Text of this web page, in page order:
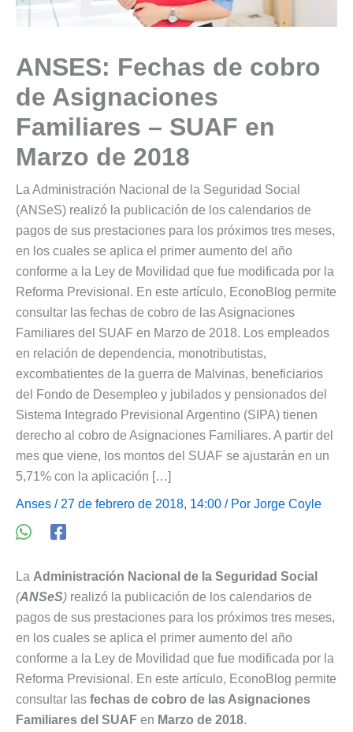
ANSES: Fechas de cobro
de Asignaciones
Familiares – SUAF en
Marzo de 2018
La Administración Nacional de la Seguridad Social
(ANSeS) realizó la publicación de los calendarios de
pagos de sus prestaciones para los próximos tres meses,
en los cuales se aplica el primer aumento del año
conforme a la Ley de Movilidad que fue modificada por la
Reforma Previsional. En este artículo, EconoBlog permite
consultar las fechas de cobro de las Asignaciones
Familiares del SUAF en Marzo de 2018. Los empleados
en relación de dependencia, monotributistas,
excombatientes de la guerra de Malvinas, beneficiarios
del Fondo de Desempleo y jubilados y pensionados del
Sistema Integrado Previsional Argentino (SIPA) tienen
derecho al cobro de Asignaciones Familiares. A partir del
mes que viene, los montos del SUAF se ajustarán en un
5,71% con la aplicación […]
Anses / 27 de febrero de 2018, 14:00 / Por Jorge Coyle
La Administración Nacional de la Seguridad Social
(ANSeS) realizó la publicación de los calendarios de
pagos de sus prestaciones para los próximos tres meses,
en los cuales se aplica el primer aumento del año
conforme a la Ley de Movilidad que fue modificada por la
Reforma Previsional. En este artículo, EconoBlog permite
consultar las fechas de cobro de las Asignaciones
Familiares del SUAF en Marzo de 2018.